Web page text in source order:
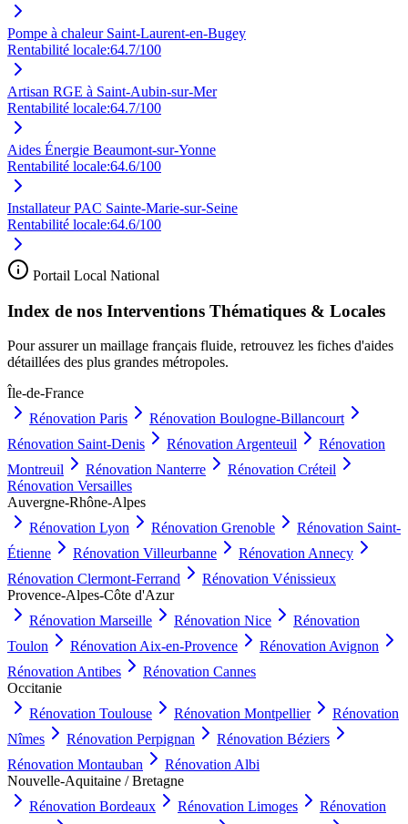
Pompe à chaleur Saint-Laurent-en-Bugey
Rentabilité locale:64.7/100
Artisan RGE à Saint-Aubin-sur-Mer
Rentabilité locale:64.7/100
Aides Énergie Beaumont-sur-Yonne
Rentabilité locale:64.6/100
Installateur PAC Sainte-Marie-sur-Seine
Rentabilité locale:64.6/100
Portail Local National
Index de nos Interventions Thématiques & Locales
Pour assurer un maillage français fluide, retrouvez les fiches d'aides
détaillées des plus grandes métropoles.
Île-de-France
Rénovation Paris Rénovation Boulogne-Billancourt
Rénovation Saint-Denis Rénovation Argenteuil
Rénovation
Montreuil
Rénovation Nanterre Rénovation Créteil
Rénovation Versailles
Auvergne-Rhône-Alpes
Rénovation Lyon Rénovation Grenoble Rénovation Saint-
Étienne
Rénovation Villeurbanne Rénovation Annecy
Rénovation Clermont-Ferrand Rénovation Vénissieux
Provence-Alpes-Côte d'Azur
Rénovation Marseille Rénovation Nice
Rénovation
Toulon
Rénovation Aix-en-Provence Rénovation Avignon
Rénovation Antibes Rénovation Cannes
Occitanie
Rénovation Toulouse Rénovation Montpellier
Rénovation
Nîmes
Rénovation Perpignan Rénovation Béziers
Rénovation Montauban Rénovation Albi
Nouvelle-Aquitaine / Bretagne
Rénovation Bordeaux Rénovation Limoges
Rénovation